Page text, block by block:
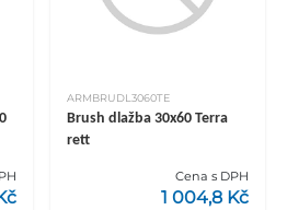
ARMBRUDL3060TE
Brush dlažba 30x60 Terra
rett
Cena s DPH
1 004,8 Kč